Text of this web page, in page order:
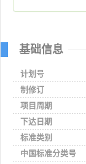
基础信息
计划号
制修订
项目周期
下达日期
标准类别
中国标准分类号